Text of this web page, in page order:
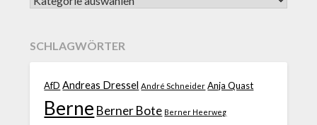
SCHLAGWÖRTER
AfD Andreas Dressel André Schneider Anja Quast
Berne Berner Bote Berner Heerweg